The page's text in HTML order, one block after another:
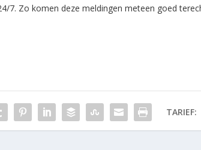
7. Zo komen deze meldingen meteen goed
TARIEF: